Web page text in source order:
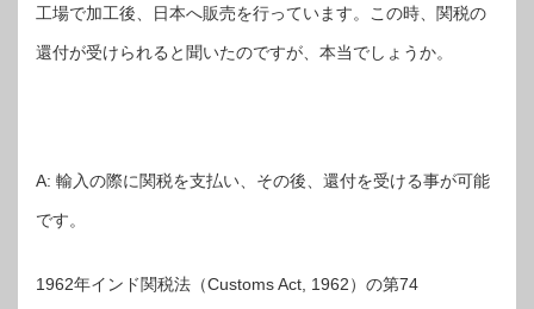
工場で加工後、日本へ販売を行っています。この時、関税の
還付が受けられると聞いたのですが、本当でしょうか。
A: 輸入の際に関税を支払い、その後、還付を受ける事が可能
です。
1962年インド関税法（Customs Act, 1962）の第74